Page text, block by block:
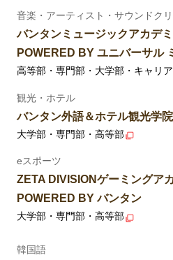
音楽・アーティスト・サウンドク
バンタンミュージックアカデ
POWERED BY ユニバーサル
高等部・専門部・大学部・キャリア
観光・ホテル
バンタン外語＆ホテル観光学院
大学部・専門部・高等部
eスポーツ
ZETA DIVISIONゲーミングア
POWERED BY バンタン
大学部・専門部・高等部
韓国語